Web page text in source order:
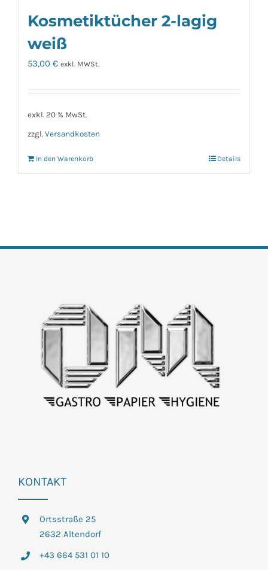
Kosmetiktücher 2-lagig
weiß
53,00 € exkl. MWSt.
exkl. 20 % MwSt.
zzgl. Versandkosten
In den Warenkorb Details
KONTAKT
Ortsstraße 25
2632 Altendorf
+43 664 531 01 10